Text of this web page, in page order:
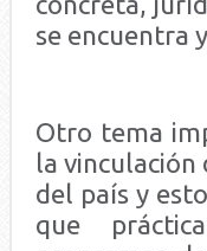
se encuentra
Otro tema
la vinculación
del país y
que